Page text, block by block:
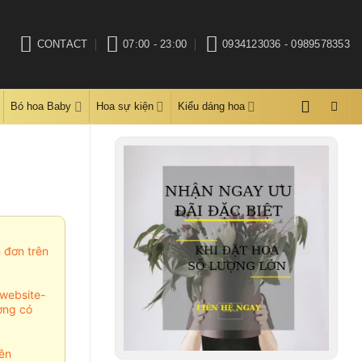
CONTACT 07:00 - 23:00 0934123036 - 0989578353
Bó hoa Baby Hoa sự kiện Kiểu dáng hoa
đơn trên
có